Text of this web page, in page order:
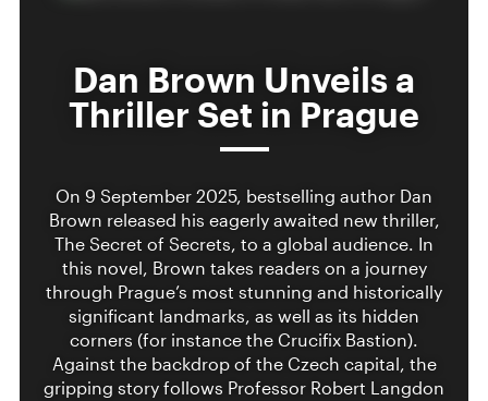
Dan Brown Unveils a
Thriller Set in Prague
On 9 September 2025, bestselling author Dan
Brown released his eagerly awaited new thriller,
The Secret of Secrets, to a global audience. In
this novel, Brown takes readers on a journey
through Prague’s most stunning and historically
significant landmarks, as well as its hidden
corners (for instance the Crucifix Bastion).
Against the backdrop of the Czech capital, the
gripping story follows Professor Robert Langdon